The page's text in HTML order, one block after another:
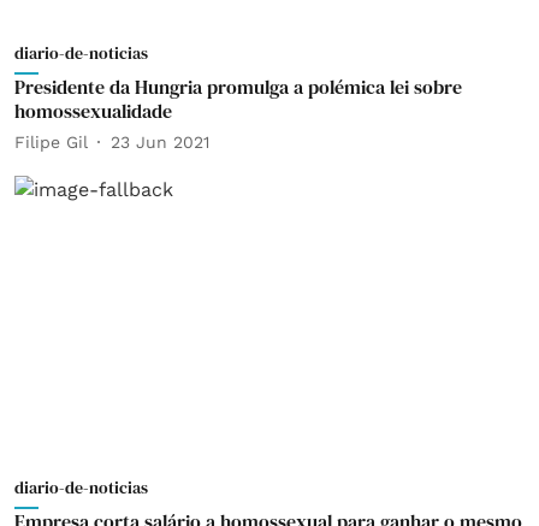
diario-de-noticias
Presidente da Hungria promulga a polémica lei sobre
homossexualidade
Filipe Gil 23 Jun 2021
diario-de-noticias
Empresa corta salário a homossexual para ganhar o mesmo